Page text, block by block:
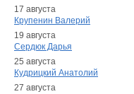
17 августа
Крупенин Валерий
19 августа
Сердюк Дарья
25 августа
Кудрицкий Анатолий
27 августа